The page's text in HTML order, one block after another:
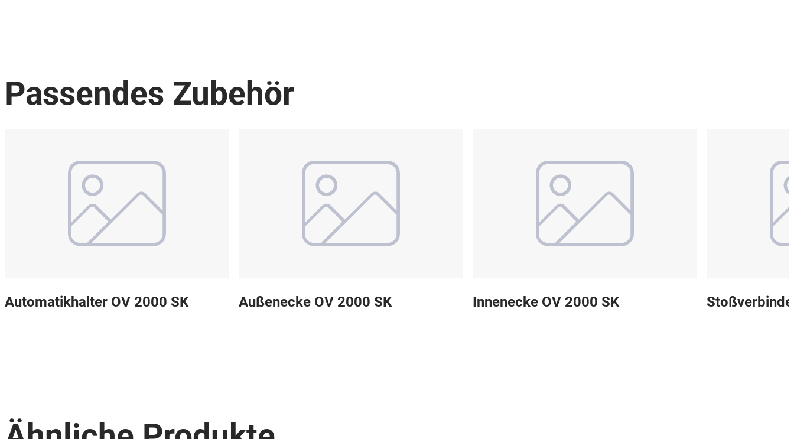
Passendes Zubehör
Automatikhalter OV 2000 SK Außenecke OV 2000 SK Innenecke OV 2000 SK